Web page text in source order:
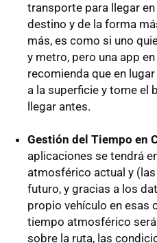
transporte para llegar
destino y de la forma
más, es como si uno
y metro, pero una app
recomienda que en
a la superficie y tome el
llegar antes.
Gestión del Tiempo en
aplicaciones se tendrá
atmosférico actual y
futuro, y gracias a los
propio vehículo en esas
tiempo atmosférico
sobre la ruta, las